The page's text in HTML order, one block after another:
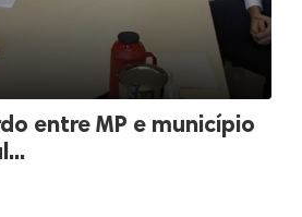
entre MP e município